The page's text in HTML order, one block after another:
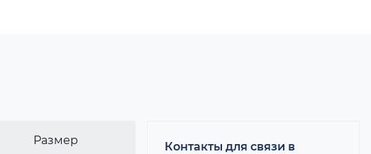
Размер
Контакты для связи в